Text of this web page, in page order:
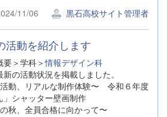
11/06 黒石高校サイト管理者
活動を紹介します
要＞学科＞情報デザイン科
の活動状況を掲載しました。
動、リアルな制作体験〜 令和６年度
」シャッター壁画制作
秋、全員合格に向かって〜